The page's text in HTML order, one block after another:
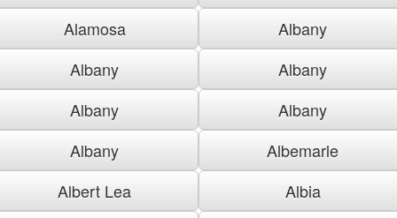
Alamosa
Albany
Albany
Albany
Albany
Albany
Albany
Albemarle
Albert Lea
Albia